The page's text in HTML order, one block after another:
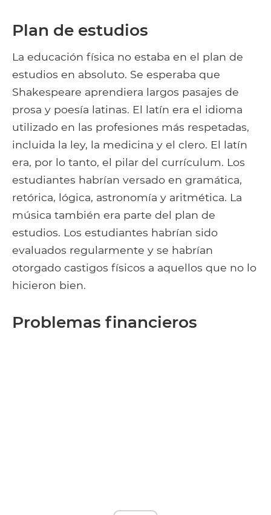
Plan de estudios
La educación física no estaba en el plan de
estudios en absoluto. Se esperaba que
Shakespeare aprendiera largos pasajes de
prosa y poesía latinas. El latín era el idioma
utilizado en las profesiones más respetadas,
incluida la ley, la medicina y el clero. El latín
era, por lo tanto, el pilar del currículum. Los
estudiantes habrían versado en gramática,
retórica, lógica, astronomía y aritmética. La
música también era parte del plan de
estudios. Los estudiantes habrían sido
evaluados regularmente y se habrían
otorgado castigos físicos a aquellos que no lo
hicieron bien.
Problemas financieros